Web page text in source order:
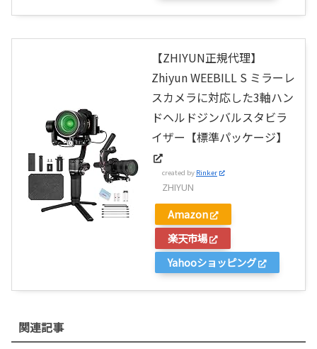
【ZHIYUN正規代理】
Zhiyun WEEBILL S ミラーレ
スカメラに対応した3軸ハン
ドヘルドジンバルスタビラ
イザー【標準パッケージ】
created by Rinker
ZHIYUN
Amazon
楽天市場
Yahooショッピング
関連記事